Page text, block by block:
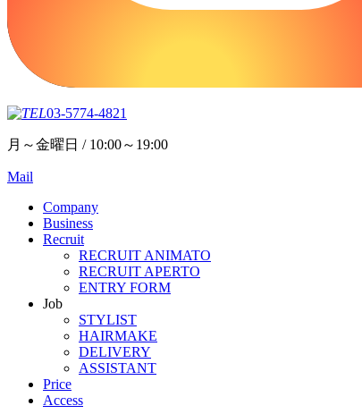
03-5774-4821
月～金曜日 / 10:00～19:00
Mail
Company
Business
Recruit
RECRUIT ANIMATO
RECRUIT APERTO
ENTRY FORM
Job
STYLIST
HAIRMAKE
DELIVERY
ASSISTANT
Price
Access